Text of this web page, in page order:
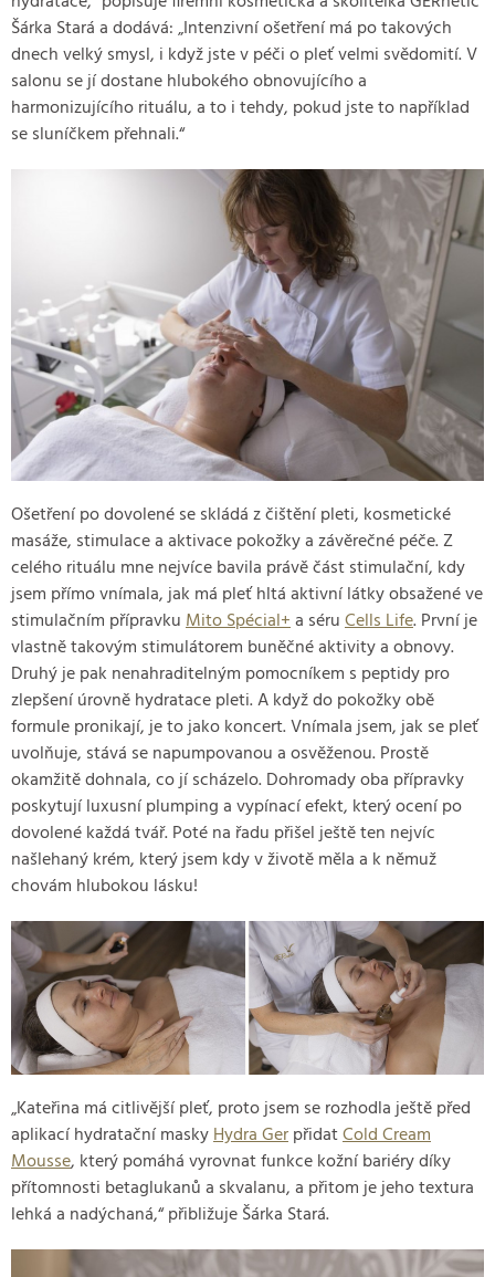
Šárka Stará a dodává: „Intenzivní ošetření má po takových
dnech velký smysl, i když jste v péči o pleť velmi svědomití. V
salonu se jí dostane hlubokého obnovujícího a
harmonizujícího rituálu, a to i tehdy, pokud jste to například
se sluníčkem přehnali.“
Ošetření po dovolené se skládá z čištění pleti, kosmetické
masáže, stimulace a aktivace pokožky a závěrečné péče. Z
celého rituálu mne nejvíce bavila právě část stimulační, kdy
jsem přímo vnímala, jak má pleť hltá aktivní látky obsažené ve
stimulačním přípravkuMito Spécial+a séruCells Life. První je
vlastně takovým stimulátorem buněčné aktivity a obnovy.
Druhý je pak nenahraditelným pomocníkem s peptidy pro
zlepšení úrovně hydratace pleti. A když do pokožky obě
formule pronikají, je to jako koncert. Vnímala jsem, jak se pleť
uvolňuje, stává se napumpovanou a osvěženou. Prostě
okamžitě dohnala, co jí scházelo. Dohromady oba přípravky
poskytují luxusní plumping a vypínací efekt, který ocení po
dovolené každá tvář. Poté na řadu přišel ještě ten nejvíc
našlehaný krém, který jsem kdy v životě měla a k němuž
chovám hlubokou lásku!
„Kateřina má citlivější pleť, proto jsem se rozhodla ještě před
aplikací hydratační maskyHydra GerpřidatCold Cream
Mousse, který pomáhá vyrovnat funkce kožní bariéry díky
přítomnosti betaglukanů a skvalanu, a přitom je jeho textura
lehká a nadýchaná,“ přibližuje Šárka Stará.